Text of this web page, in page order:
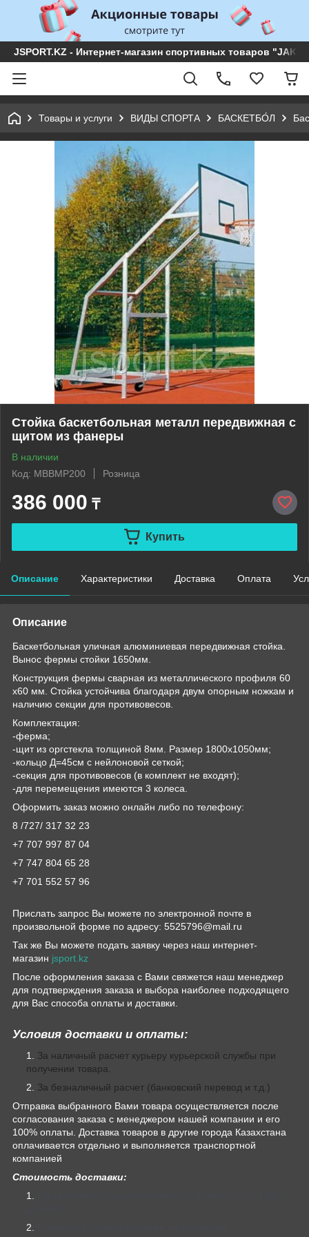
JSPORT.KZ - Интернет-магазин спортивных товаров
Товары и услуги ВИДЫ СПОРТА БАСКЕТБО́Л
Стойка баскетбольная металл передвижная с
щитом из фанеры
В наличии
Код: MBBMP200
Розница
386 000 ₸
Купить
Описание Характеристики Доставка Оплата
Описание
Баскетбольная уличная алюминиевая передвижная стойка.
Вынос фермы стойки 1650мм.
Конструкция фермы сварная из металлического профиля 60
х60 мм. Стойка устойчива благодаря двум опорным ножкам и
наличию секции для противовесов.
Комплектация:
-ферма;
-щит из оргстекла толщиной 8мм. Размер 1800х1050мм;
-кольцо Д=45см с нейлоновой сеткой;
-секция для противовесов (в комплект не входят);
-для перемещения имеются 3 колеса.
Оформить заказ можно онлайн либо по телефону:
8 /727/ 317 32 23
+7 707 997 87 04
+7 747 804 65 28
+7 701 552 57 96
Прислать запрос Вы можете по электронной почте в
произвольной форме по адресу: 5525796@mail.ru
Так же Вы можете подать заявку через наш интернет-
магазин jsport.kz
После оформления заказа с Вами свяжется наш менеджер
для подтверждения заказа и выбора наиболее подходящего
для Вас способа оплаты и доставки.
Условия доставки и оплаты:
За наличный расчет курьеру курьерской службы при
получении товара.
За безналичный расчет (банковский перевод и т.д.)
Отправка выбранного Вами товара осуществляется после
согласования заказа с менеджером нашей компании и его
100% оплаты. Доставка товаров в другие города Казахстана
оплачивается отдельно и выполняется транспортной
компанией
Стоимость доставки: